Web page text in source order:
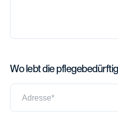
Wo lebt die
Adresse*